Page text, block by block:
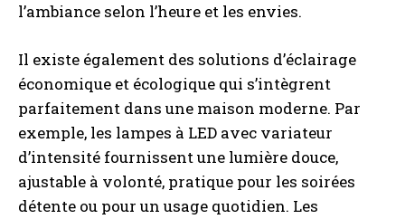
l’ambiance selon l’heure et les envies.
Il existe également des solutions d’éclairage
économique et écologique qui s’intègrent
parfaitement dans une maison moderne. Par
exemple, les lampes à LED avec variateur
d’intensité fournissent une lumière douce,
ajustable à volonté, pratique pour les soirées
détente ou pour un usage quotidien. Les